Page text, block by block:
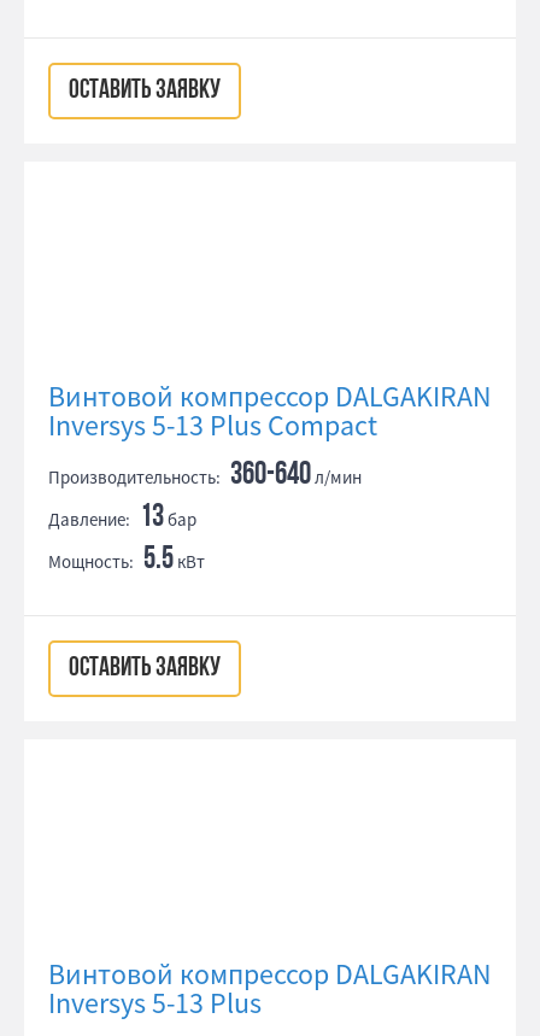
ОСТАВИТЬ ЗАЯВКУ
Винтовой компрессор DALGAKIRAN
Inversys 5-13 Plus Compact
Производительность: 360-640л/мин
Давление: 13бар
Мощность: 5.5 кВт
ОСТАВИТЬ ЗАЯВКУ
Винтовой компрессор DALGAKIRAN
Inversys 5-13 Plus